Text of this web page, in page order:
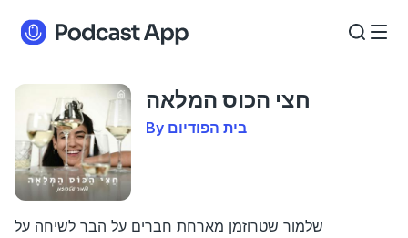
חצי הכוס המלאה
By בית הפודיום
שלמור שטרוזמן מארחת חברים על הבר לשיחה על